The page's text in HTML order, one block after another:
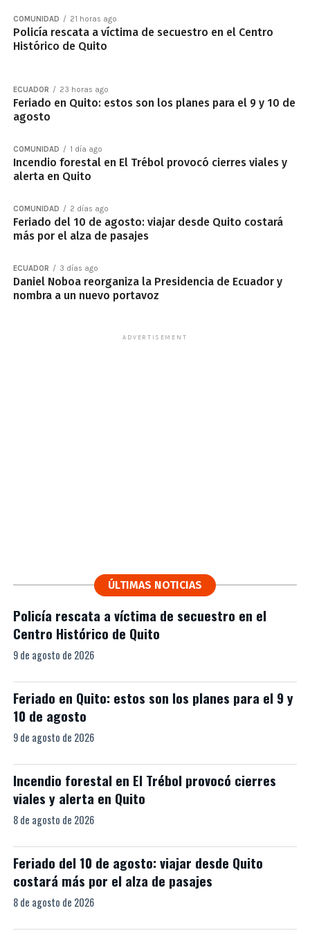
COMUNIDAD 21 horas ago
Policía rescata a víctima de secuestro en el Centro
Histórico de Quito
ECUADOR 23 horas ago
Feriado en Quito: estos son los planes para el 9 y 10 de
agosto
COMUNIDAD 1 día ago
Incendio forestal en El Trébol provocó cierres viales y
alerta en Quito
COMUNIDAD 2 días ago
Feriado del 10 de agosto: viajar desde Quito costará
más por el alza de pasajes
ECUADOR 3 días ago
Daniel Noboa reorganiza la Presidencia de Ecuador y
nombra a un nuevo portavoz
ADVERTISEMENT
ÚLTIMAS NOTICIAS
Policía rescata a víctima de secuestro en el
Centro Histórico de Quito
9 de agosto de 2026
Feriado en Quito: estos son los planes para el 9 y
10 de agosto
9 de agosto de 2026
Incendio forestal en El Trébol provocó cierres
viales y alerta en Quito
8 de agosto de 2026
Feriado del 10 de agosto: viajar desde Quito
costará más por el alza de pasajes
8 de agosto de 2026